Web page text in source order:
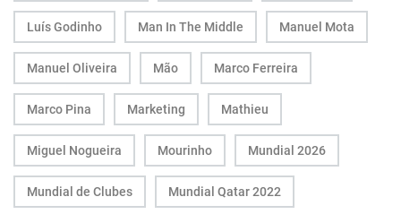
Luís Godinho Man In The Middle Manuel Mota
Manuel Oliveira Mão Marco Ferreira
Marco Pina Marketing Mathieu
Miguel Nogueira Mourinho Mundial 2026
Mundial de Clubes Mundial Qatar 2022